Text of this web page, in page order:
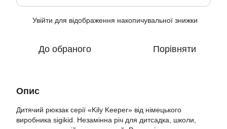
Увійти для відображення накопичувальної знижки
До обраного Порівняти
Опис
Дитячий рюкзак серії «Kily Keeper» від німецького
виробника sigikid. Незамінна річ для дитсадка, школи,